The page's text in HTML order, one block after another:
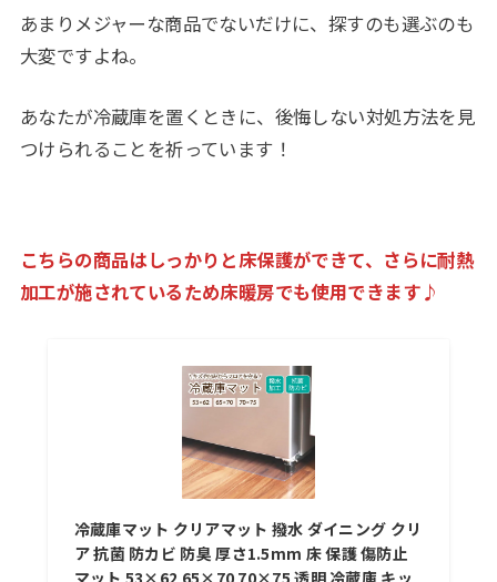
あまりメジャーな商品でないだけに、探すのも選ぶのも
大変ですよね。
あなたが冷蔵庫を置くときに、後悔しない対処方法を見
つけられることを祈っています！
こちらの商品はしっかりと床保護ができて、さらに耐熱
加工が施されているため床暖房でも使用できます♪
冷蔵庫マット クリアマット 撥水 ダイニング クリ
ア 抗菌 防カビ 防臭 厚さ1.5mm 床 保護 傷防止